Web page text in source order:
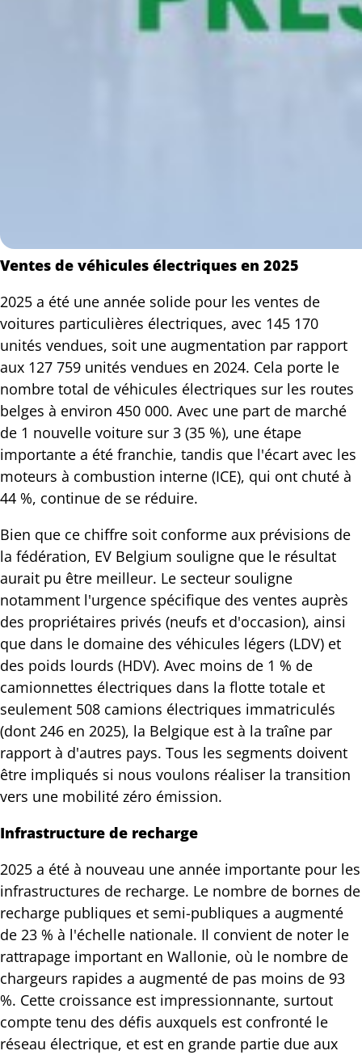
Ventes de véhicules électriques en 2025
2025 a été une année solide pour les ventes de
voitures particulières électriques, avec 145 170
unités vendues, soit une augmentation par rapport
aux 127 759 unités vendues en 2024. Cela porte le
nombre total de véhicules électriques sur les routes
belges à environ 450 000. Avec une part de marché
de 1 nouvelle voiture sur 3 (35 %), une étape
importante a été franchie, tandis que l'écart avec les
moteurs à combustion interne (ICE), qui ont chuté à
44 %, continue de se réduire.
Bien que ce chiffre soit conforme aux prévisions de
la fédération, EV Belgium souligne que le résultat
aurait pu être meilleur. Le secteur souligne
notamment l'urgence spécifique des ventes auprès
des propriétaires privés (neufs et d'occasion), ainsi
que dans le domaine des véhicules légers (LDV) et
des poids lourds (HDV). Avec moins de 1 % de
camionnettes électriques dans la flotte totale et
seulement 508 camions électriques immatriculés
(dont 246 en 2025), la Belgique est à la traîne par
rapport à d'autres pays. Tous les segments doivent
être impliqués si nous voulons réaliser la transition
vers une mobilité zéro émission.
Infrastructure de recharge
2025 a été à nouveau une année importante pour les
infrastructures de recharge. Le nombre de bornes de
recharge publiques et semi-publiques a augmenté
de 23 % à l'échelle nationale. Il convient de noter le
rattrapage important en Wallonie, où le nombre de
chargeurs rapides a augmenté de pas moins de 93
%. Cette croissance est impressionnante, surtout
compte tenu des défis auxquels est confronté le
réseau électrique, et est en grande partie due aux